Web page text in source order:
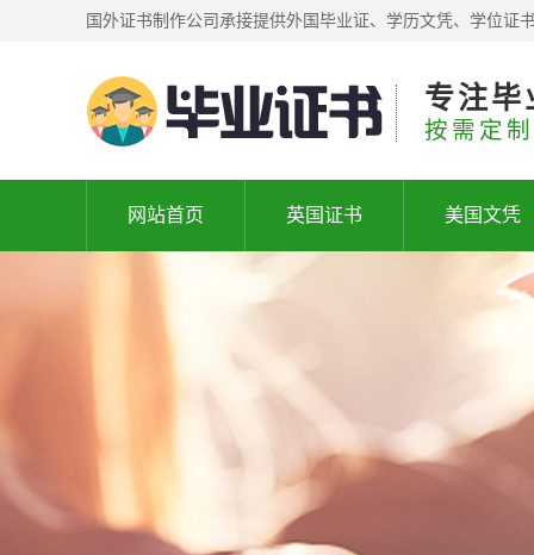
国外证书制作公司承接提供外国毕业证、学历文凭、学位证
专注毕
按需定
网站首页 英国证书 美国文凭